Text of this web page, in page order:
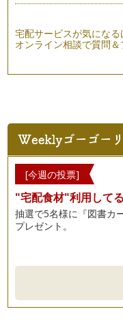
宅配サービスが気にな
オンライン相談で質問
[今週の投票]
"宅配食材"利用して
抽選で5名様に『図書カ
プレゼント。